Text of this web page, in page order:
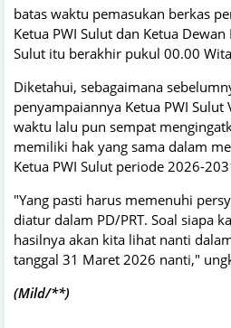
batas waktu pemasukan berkas
Ketua PWI Sulut dan Ketua Dewan
Sulut itu berakhir pukul 00.00
Diketahui, sebagaimana
penyampaiannya Ketua PWI
waktu lalu pun sempat
memiliki hak yang sama dalam
Ketua PWI Sulut periode 2026-
"Yang pasti harus memenuhi
diatur dalam PD/PRT. Soal siapa
hasilnya akan kita lihat nanti
tanggal 31 Maret 2026 nanti,"
(Mild/**)